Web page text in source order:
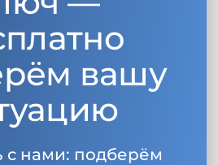
вашу
с нами: подберём